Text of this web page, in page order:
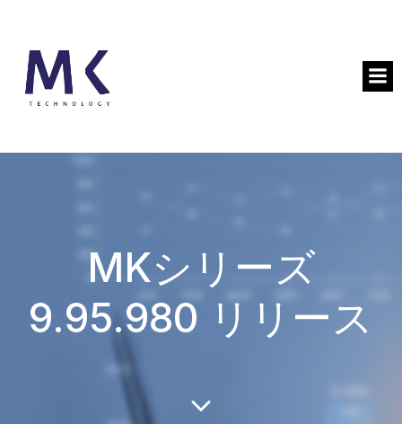
MKシリーズ
9.95.980 リリース